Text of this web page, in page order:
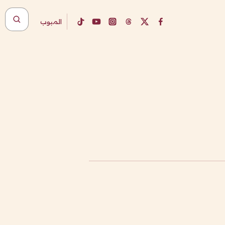
المبوب